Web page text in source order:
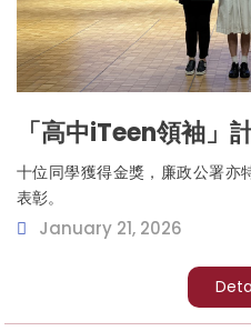
「高中iTeen領袖」
十位同學獲得金獎，廉政公署亦
表彰。
January 21, 2026